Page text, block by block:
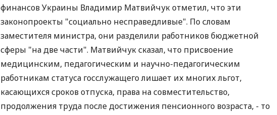
финансов Украины Владимир Матвийчук отметил, что эти
законопроекты "социально несправедливые". По словам
заместителя министра, они разделили работников бюджетной
сферы "на две части". Матвийчук сказал, что присвоение
медицинским, педагогическим и научно-педагогическим
работникам статуса госслужащего лишает их многих льгот,
касающихся сроков отпуска, права на совместительство,
продолжения труда после достижения пенсионного возраста, - то